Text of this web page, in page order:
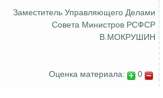
Заместитель Управляющего Делами
Совета Министров РСФСР
В.МОКРУШИН
Оценка материала: 0